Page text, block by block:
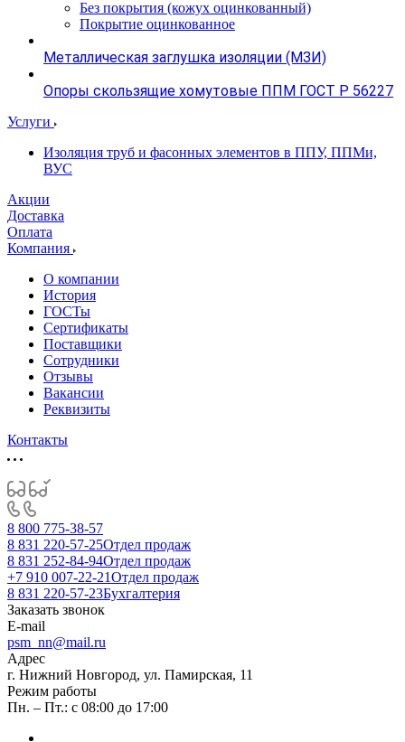
Без покрытия (кожух оцинкованный)
Покрытие оцинкованное
Металлическая заглушка изоляции (МЗИ)
Опоры скользящие хомутовые ППМ ГОСТ Р 56227
Услуги
Изоляция труб и фасонных элементов в ППУ, ППМи,
ВУС
Акции
Доставка
Оплата
Компания
О компании
История
ГОСТы
Сертификаты
Поставщики
Сотрудники
Отзывы
Вакансии
Реквизиты
Контакты
8 800 775-38-57
8 831 220-57-25Отдел продаж
8 831 252-84-94Отдел продаж
+7 910 007-22-21Отдел продаж
8 831 220-57-23Бухгалтерия
Заказать звонок
E-mail
psm_nn@mail.ru
Адрес
г. Нижний Новгород, ул. Памирская, 11
Режим работы
Пн. – Пт.: с 08:00 до 17:00